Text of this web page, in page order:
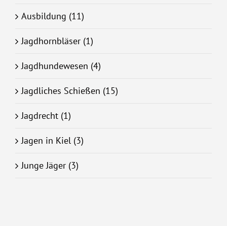
Ausbildung (11)
Jagdhornbläser (1)
Jagdhundewesen (4)
Jagdliches Schießen (15)
Jagdrecht (1)
Jagen in Kiel (3)
Junge Jäger (3)